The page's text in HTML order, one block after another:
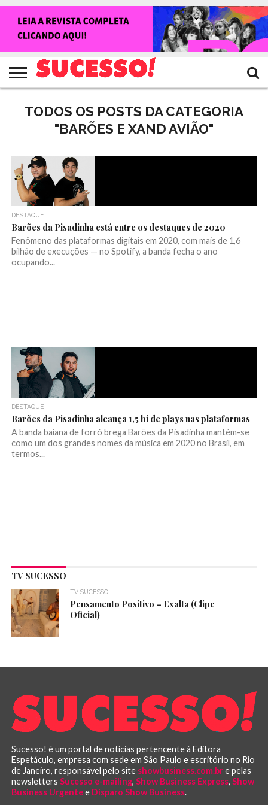
NOTÍCIAS
SHOWS
ENTREVISTAS
CLIQUES
RANKING
CROWLEY
TV
SUCESSO!
REVISTA
SUCESSO!
TODOS OS POSTS DA CATEGORIA
"BARÕES E XAND AVIÃO"
DESTAQUE
Barões da Pisadinha está entre os destaques de 2020
Fenômeno das plataformas digitais em 2020, com mais de 1,6
bilhão de execuções — no Spotify, a banda fecha o ano
ocupando...
DESTAQUE
Barões da Pisadinha alcança 1,5 bi de plays nas plataformas
A banda baiana de forró brega Barões da Pisadinha mantém-se
como um dos grandes nomes da música em 2020 no Brasil, em
termos...
TV SUCESSO
TV SUCESSO
Pensamento Positivo – Exalta (Clipe
Oficial)
Sucesso! é um portal de notícias pertencente à Editora
Espetáculo, empresa com sede em São Paulo e escritório no Rio
de Janeiro, responsável pelo site showbusiness.com.bre pelas
newsletters Sucesso e-mailing, Show Business Express, Show
Business Urgentee Disparo Show Business.